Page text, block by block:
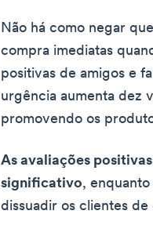
Não há como negar
compra imediatas
positivas de amigos e
urgência aumenta dez
promovendo os
As avaliações
significativo,
dissuadir os clientes